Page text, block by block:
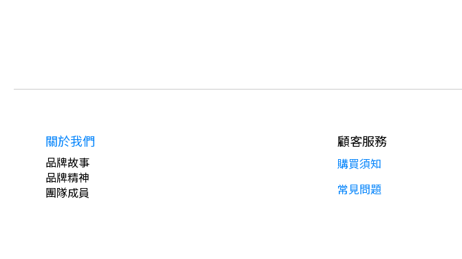
關於我們
品牌故事
品牌精神
團隊成員
顧客服務
購買須知
常見問題